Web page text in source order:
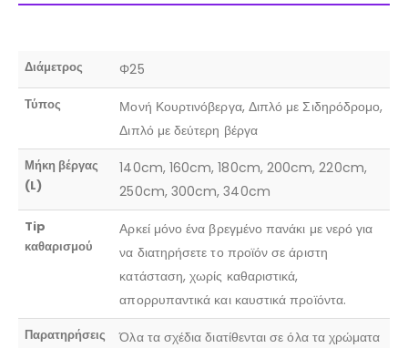
Διάμετρος Φ25
Τύπος
Μονή Κουρτινόβεργα, Διπλό με Σιδηρόδρομο,
Διπλό με δεύτερη βέργα
Μήκη βέργας
(L)
140cm, 160cm, 180cm, 200cm, 220cm,
250cm, 300cm, 340cm
Tip
καθαρισμού
Αρκεί μόνο ένα βρεγμένο πανάκι με νερό για
να διατηρήσετε το προϊόν σε άριστη
κατάσταση, χωρίς καθαριστικά,
απορρυπαντικά και καυστικά προϊόντα.
Παρατηρήσεις Όλα τα σχέδια διατίθενται σε όλα τα χρώματα